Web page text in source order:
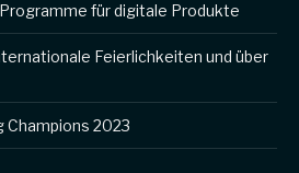
für digitale Produkte
Feierlichkeiten und über
Champions 2023